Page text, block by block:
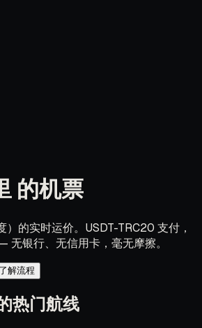
的机票
）的实时运价。USDT-TRC20 支付，
银行、无信用卡，毫无摩擦。
了解流程
热门航线